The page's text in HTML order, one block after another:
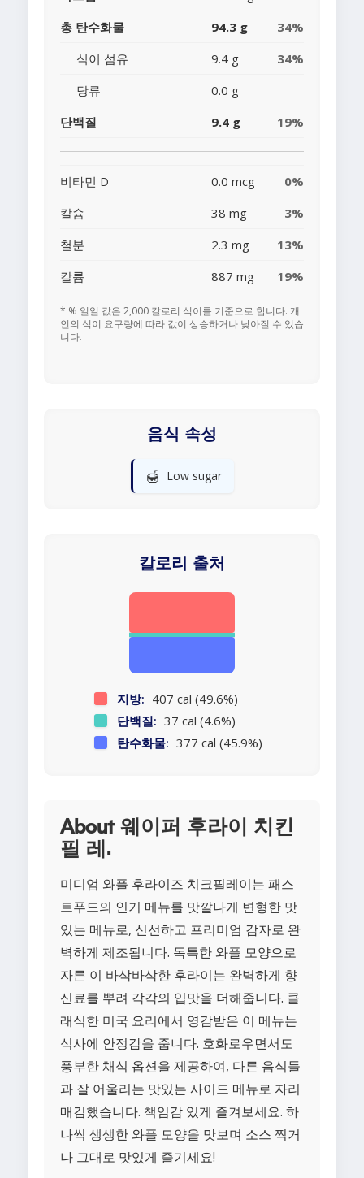
총 탄수화물
94.3 g
34%
식이 섬유
9.4 g
34%
당류
0.0 g
단백질
9.4 g 19%
비타민 D 0.0 mcg
0%
칼슘
38 mg
3%
철분
2.3 mg
13%
칼륨
887 mg 19%
* % 일일 값은 2,000 칼로리 식이를 기준으로 합니다. 개
인의 식이 요구량에 따라 값이 상승하거나 낮아질 수 있습
니다.
음식 속성
🍯 Low sugar
칼로리 출처
지방: 407 cal (49.6%)
단백질: 37 cal (4.6%)
탄수화물: 377 cal (45.9%)
About 웨이퍼 후라이 치킨
필 레.
미디엄 와플 후라이즈 치크필레이는 패스
트푸드의 인기 메뉴를 맛깔나게 변형한 맛
있는 메뉴로, 신선하고 프리미엄 감자로 완
벽하게 제조됩니다. 독특한 와플 모양으로
자른 이 바삭바삭한 후라이는 완벽하게 향
신료를 뿌려 각각의 입맛을 더해줍니다. 클
래식한 미국 요리에서 영감받은 이 메뉴는
식사에 안정감을 줍니다. 호화로우면서도
풍부한 채식 옵션을 제공하여, 다른 음식들
과 잘 어울리는 맛있는 사이드 메뉴로 자리
매김했습니다. 책임감 있게 즐겨보세요. 하
나씩 생생한 와플 모양을 맛보며 소스 찍거
나 그대로 맛있게 즐기세요!